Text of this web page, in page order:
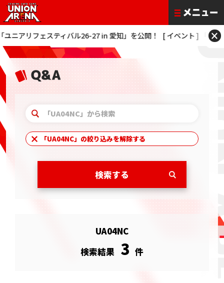
フェスティバル26-27 in 愛知」を公開！ [ イベント ] 「ONE ×
「UA04NC」の絞り込みを解除する
UA04NC
検索結果 3 件